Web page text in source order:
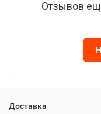
Отзывов
Доставка